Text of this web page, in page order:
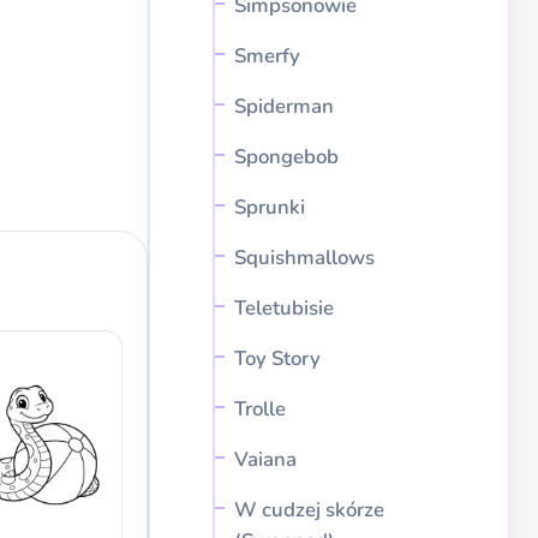
Smerfy
Spiderman
Spongebob
Sprunki
Squishmallows
Teletubisie
Toy Story
Trolle
Vaiana
W cudzej skórze